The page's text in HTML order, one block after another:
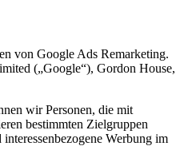
von Google Ads Remarketing.
(„Google“), Gordon House,
wir Personen, die mit
bestimmten Zielgruppen
Werbung im